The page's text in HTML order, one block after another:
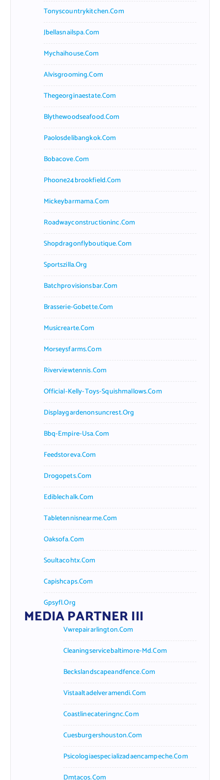
Tonyscountrykitchen.com
Jbellasnailspa.com
Mychaihouse.com
Alvisgrooming.com
Thegeorginaestate.com
Blythewoodseafood.com
Paolosdelibangkok.com
Bobacove.com
Phoone24brookfield.com
Mickeybarmama.com
Roadwayconstructioninc.com
Shopdragonflyboutique.com
Sportszilla.org
Batchprovisionsbar.com
Brasserie-Gobette.com
Musicrearte.com
Morseysfarms.com
Riverviewtennis.com
Official-Kelly-Toys-Squishmallows.com
Displaygardenonsuncrest.org
Bbq-Empire-Usa.com
Feedstoreva.com
Drogopets.com
Ediblechalk.com
Tabletennisnearme.com
Oaksofa.com
Soultacohtx.com
Capishcaps.com
Gpsyfl.org
MEDIA PARTNER III
Vwrepairarlington.com
Cleaningservicebaltimore-Md.com
Beckslandscapeandfence.com
Vistaaltadelveramendi.com
Coastlinecateringnc.com
Cuesburgershouston.com
Psicologiaespecializadaencampeche.com
Dmtacos.com